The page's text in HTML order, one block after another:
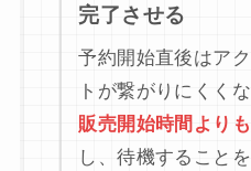
完了させる
予約開始直後はア
トが繋がりにくく
販売開始時間より
し、待機すること